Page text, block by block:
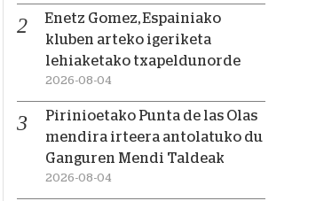
Enetz Gomez, Espainiako
kluben arteko igeriketa
lehiaketako txapeldunorde
2026-08-04
Pirinioetako Punta de las Olas
mendira irteera antolatuko du
Ganguren Mendi Taldeak
2026-08-04